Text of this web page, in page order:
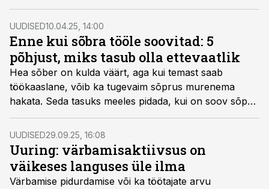
GoWorkaBiti kaasasutaja ja tegevjuht Kristjan
Vanaselja.
UUDISED10.04.25, 14:00
Enne kui sõbra tööle soovitad: 5
põhjust, miks tasub olla ettevaatlik
Hea sõber on kulda väärt, aga kui temast saab
töökaaslane, võib ka tugevaim sõprus murenema
hakata. Seda tasuks meeles pidada, kui on soov sõpra
enda juurde tööle kutsuda või talle kandideerimiseks
soovitus anda.
UUDISED29.09.25, 16:08
Uuring: värbamisaktiivsus on
väikeses languses üle ilma
Värbamise pidurdamise või ka töötajate arvu